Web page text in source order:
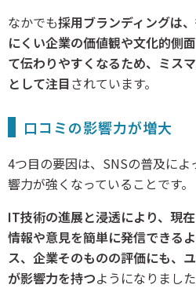
なかでも採用ブランディングは
にくい企業の価値観や文化的側
て伝わりやすくなるため、ミス
として注目されています。
口コミの影響力が増大
4つ目の要因は、SNSの普及に
響力が強くなっていることです。
IT技術の進展と浸透により、現
情報や意見を簡単に発信できる
ス、企業そのものの評価にも、
が影響力を持つようになりました